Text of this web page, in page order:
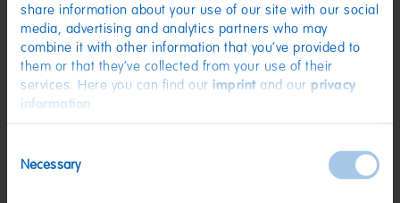
share information about your use of our site with our social
media, advertising and analytics partners who may
combine it with other information that you’ve provided to
them or that they’ve collected from your use of their
services. Here you can find our imprintand our privacy
information
Selection
Necessary
und Diglyceride von Speisefettsäuren, Citronensäureester von Mono- und
Diglyceriden von Speisefettsäuren; Dextrose; Säureregulatoren:
Natriummalat, Trinatriumcitrat, Mononatriumcitrat; Geliermittel:
Carrageen; Holunderbeerextrakt; Aroma; Frucht- und
Pflanzenkonzentrate: Schwarze Johannisbeere, Holunderbeere, Aronia,
Traube; Farbstoffe: Pflanzenkohle, Kurkumin. Kann Spuren von MILCH
enthalten.